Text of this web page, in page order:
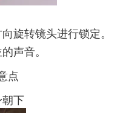
旋转镜头进行锁定。
声音。
点
下